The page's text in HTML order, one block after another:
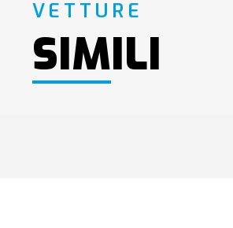
VETTURE
SIMILI